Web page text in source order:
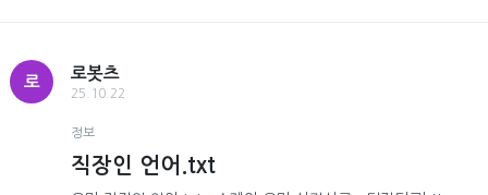
로
로봇츠
25.10.22
정보
직장인 언어.txt